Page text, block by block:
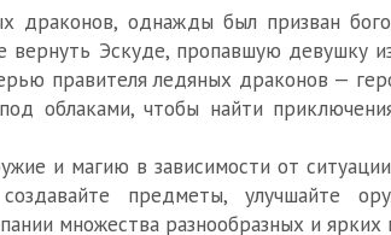
драконов, однажды был призван
Эскуде, пропавшую девушку
правителя ледяных драконов —
облаками, чтобы найти
и магию в зависимости от
предметы, улучшайте
множества разнообразных и ярких